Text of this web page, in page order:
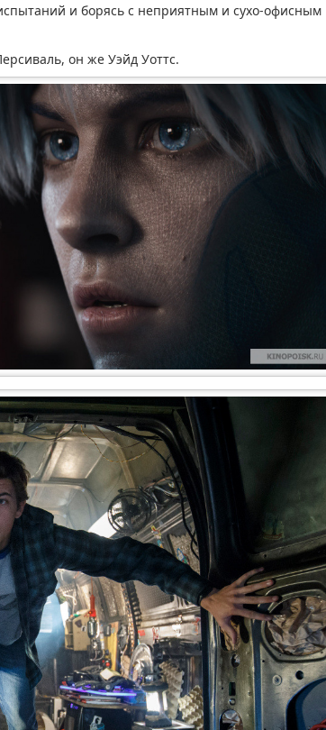
и борясь с неприятным и сухо-офисным
он же Уэйд Уоттс.